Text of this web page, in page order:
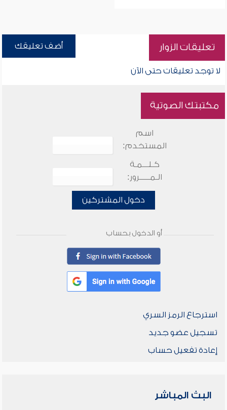
تعليقات الزوار أضف تعليقك
لا توجد تعليقات حتى الآن
مكتبتك الصوتية
اسم
المستخدم:
كـلـــمـة
الـمـــــرور:
دخول المشتركين
أو الدخول بحساب
استرجاع الرمز السري
تسجيل عضو جديد
إعادة تفعيل حساب
البث المباشر